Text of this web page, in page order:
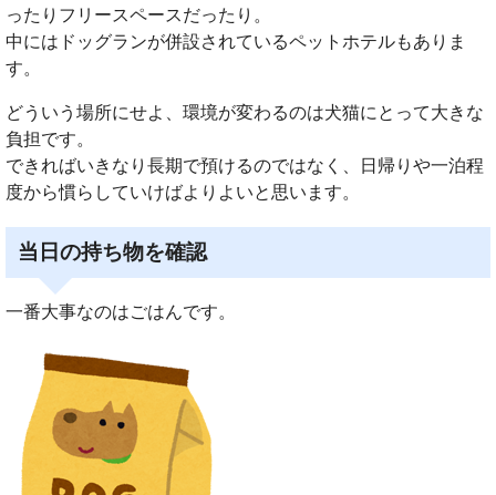
ったりフリースペースだったり。
中にはドッグランが併設されているペットホテルもありま
す。
どういう場所にせよ、環境が変わるのは犬猫にとって大きな
負担です。
できればいきなり長期で預けるのではなく、日帰りや一泊程
度から慣らしていけばよりよいと思います。
当日の持ち物を確認
一番大事なのはごはんです。